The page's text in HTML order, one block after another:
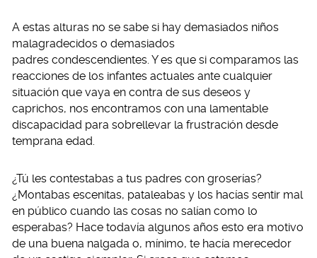
A estas alturas no se sabe si hay demasiados niños
malagradecidos o demasiados
padres condescendientes. Y es que si comparamos las
reacciones de los infantes actuales ante cualquier
situación que vaya en contra de sus deseos y
caprichos, nos encontramos con una lamentable
discapacidad para sobrellevar la frustración desde
temprana edad.
¿Tú les contestabas a tus padres con groserías?
¿Montabas escenitas, pataleabas y los hacías sentir mal
en público cuando las cosas no salían como lo
esperabas? Hace todavía algunos años esto era motivo
de una buena nalgada o, mínimo, te hacía merecedor